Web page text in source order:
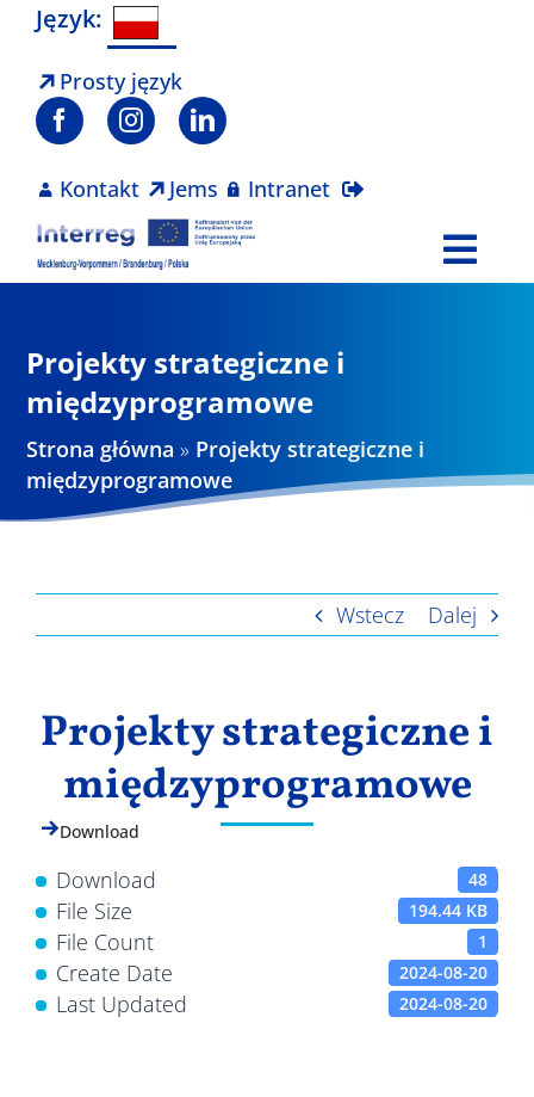
Skip
content
Język:
Prosty język
Kontakt Jems Intranet
Projekty
Aktualności
Projekty strategiczne i
międzyprogramowe
Strona główna » Projekty strategiczne i
międzyprogramowe
Wstecz Dalej
Projekty strategiczne i
międzyprogramowe
Download
Download 48
File Size 194.44 KB
File Count 1
Create Date 2024-08-20
Last Updated 2024-08-20